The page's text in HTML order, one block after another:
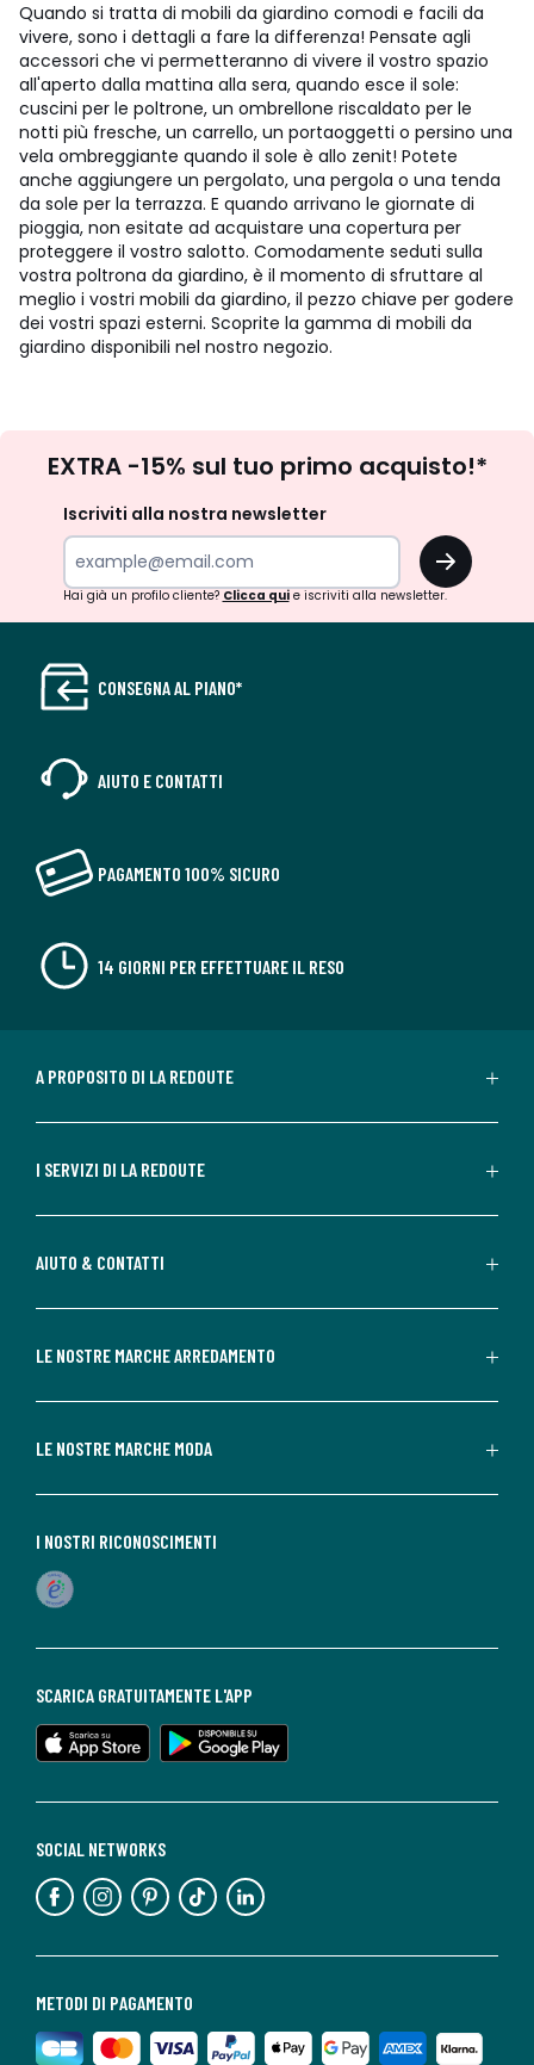
Quando si tratta di mobili da giardino comodi e facili da
vivere, sono i dettagli a fare la differenza! Pensate agli
accessori che vi permetteranno di vivere il vostro spazio
all'aperto dalla mattina alla sera, quando esce il sole:
cuscini per le poltrone, un ombrellone riscaldato per le
notti più fresche, un carrello, un portaoggetti o persino una
vela ombreggiante quando il sole è allo zenit! Potete
anche aggiungere un pergolato, una pergola o una tenda
da sole per la terrazza. E quando arrivano le giornate di
pioggia, non esitate ad acquistare una copertura per
proteggere il vostro salotto. Comodamente seduti sulla
vostra poltrona da giardino, è il momento di sfruttare al
meglio i vostri mobili da giardino, il pezzo chiave per godere
dei vostri spazi esterni. Scoprite la gamma di mobili da
giardino disponibili nel nostro negozio.
newsletter
EXTRA -15% sul tuo primo acquisto!*
Iscriviti alla nostra newsletter
OK
Hai già un profilo cliente? Clicca quie iscriviti alla newsletter.
CONSEGNA AL PIANO*
AIUTO E CONTATTI
PAGAMENTO 100% SICURO
14 GIORNI PER EFFETTUARE IL RESO
A PROPOSITO DI LA REDOUTE
I SERVIZI DI LA REDOUTE
AIUTO & CONTATTI
LE NOSTRE MARCHE ARREDAMENTO
LE NOSTRE MARCHE MODA
METODI DI PAGAMENTO
SOCIAL NETWORKS
SCARICA GRATUITAMENTE L'APP
I NOSTRI RICONOSCIMENTI